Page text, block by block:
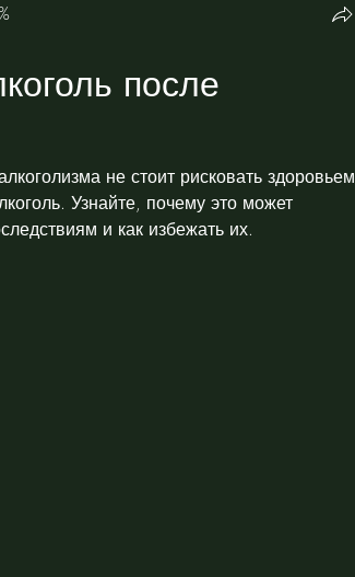
после
не стоит рисковать здоровьем
Узнайте, почему это может
и как избежать их.